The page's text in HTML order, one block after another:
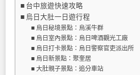
台中旅遊快速攻略
烏日大肚一日遊行程
烏日秘境景點：烏溪牛群
烏日室內景點：烏日啤酒觀光工廠
烏日打卡景點：烏日警察官吏派出所
烏日新景點：聚奎居
大肚親子景點：追分車站